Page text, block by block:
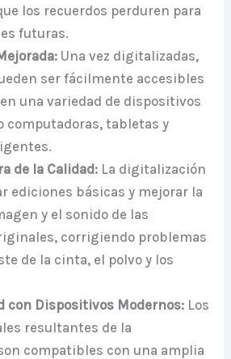
los recuerdos perduren para
futuras.
Una vez digitalizadas,
ser fácilmente accesibles
una variedad de dispositivos
computadoras, tabletas y
de la Calidad: La digitalización
ediciones básicas y mejorar la
y el sonido de las
corrigiendo problemas
de la cinta, el polvo y los
con Dispositivos Modernos: Los
resultantes de la
compatibles con una amplia